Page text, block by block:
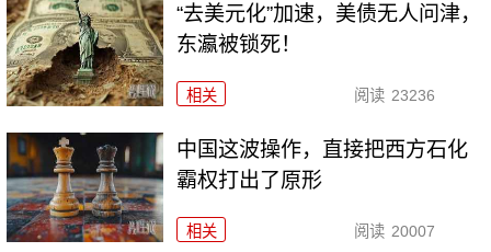
“去美元化”加速，美债无人问津，
东瀛被锁死！
相关 阅读 23236
中国这波操作，直接把西方石化
霸权打出了原形
相关 阅读 20007